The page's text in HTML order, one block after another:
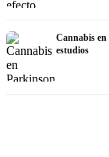
Cannabis en
estudios